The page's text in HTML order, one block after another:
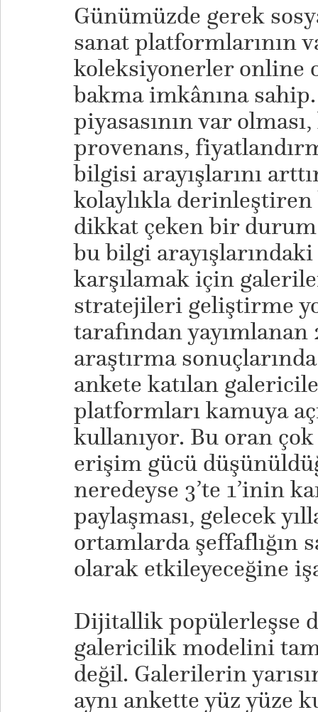
Günümüzde gerek
sanat platformlarının
koleksiyonerler online
bakma imkânına
piyasasının var
provenans,
bilgisi arayışlarını
kolaylıkla derinleştiren
dikkat çeken bir
bu bilgi
karşılamak için
stratejileri geliştirme
tarafından
araştırma
ankete katılan
platformları kamuya
kullanıyor. Bu oran
erişim gücü
neredeyse 3’te 1’inin
paylaşması, gelecek
ortamlarda şeffaflığın
olarak etkileyeceğine
​Dijitallik popülerleşse
galericilik modelini
değil. Galerilerin
aynı ankette yüz yüze